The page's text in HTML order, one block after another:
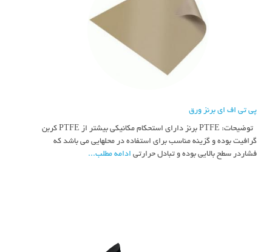
پی تی اف ای برنز ورق
توضیحات: PTFE برنز دارای استحکام مکانیکی بیشتر از PTFE کربن
گرافیت بوده و گزینه مناسب برای استفاده در محلهایی می باشد که
فشاردر سطح بالایی بوده و تبادل حرارتی ادامه مطلب...